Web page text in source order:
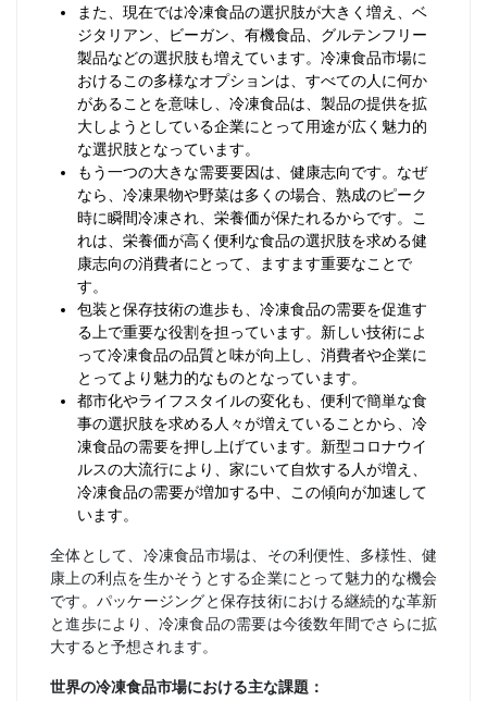
また、現在では冷凍食品の選択肢が大きく増え、ベ
ジタリアン、ビーガン、有機食品、グルテンフリー
製品などの選択肢も増えています。冷凍食品市場に
おけるこの多様なオプションは、すべての人に何か
があることを意味し、冷凍食品は、製品の提供を拡
大しようとしている企業にとって用途が広く魅力的
な選択肢となっています。
もう一つの大きな需要要因は、健康志向です。なぜ
なら、冷凍果物や野菜は多くの場合、熟成のピーク
時に瞬間冷凍され、栄養価が保たれるからです。こ
れは、栄養価が高く便利な食品の選択肢を求める健
康志向の消費者にとって、ますます重要なことで
す。
包装と保存技術の進歩も、冷凍食品の需要を促進す
る上で重要な役割を担っています。新しい技術によ
って冷凍食品の品質と味が向上し、消費者や企業に
とってより魅力的なものとなっています。
都市化やライフスタイルの変化も、便利で簡単な食
事の選択肢を求める人々が増えていることから、冷
凍食品の需要を押し上げています。新型コロナウイ
ルスの大流行により、家にいて自炊する人が増え、
冷凍食品の需要が増加する中、この傾向が加速して
います。
全体として、冷凍食品市場は、その利便性、多様性、健
康上の利点を生かそうとする企業にとって魅力的な機会
です。パッケージングと保存技術における継続的な革新
と進歩により、冷凍食品の需要は今後数年間でさらに拡
大すると予想されます。
世界の冷凍食品市場における主な課題：